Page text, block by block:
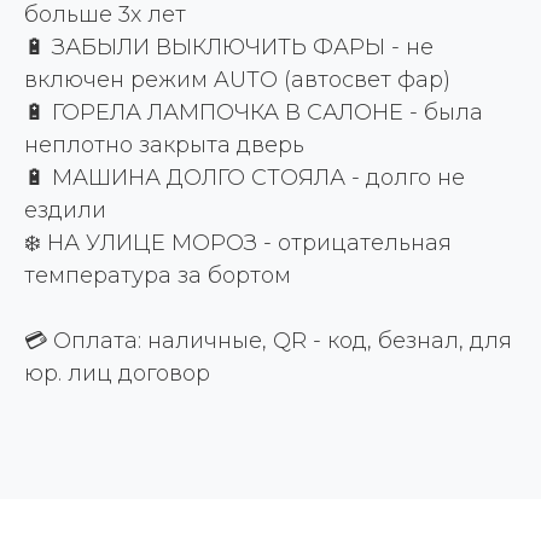
больше 3х лет
🔋 ЗАБЫЛИ ВЫКЛЮЧИТЬ ФАРЫ - не
включен режим AUTO (автосвет фар)
🔋 ГОРЕЛА ЛАМПОЧКА В САЛОНЕ - была
неплотно закрыта дверь
🔋 МАШИНА ДОЛГО СТОЯЛА - долго не
ездили
❄️ НА УЛИЦЕ МОРОЗ - отрицательная
температура за бортом
💳 Оплата: наличные, QR - код, безнал, для
юр. лиц договор